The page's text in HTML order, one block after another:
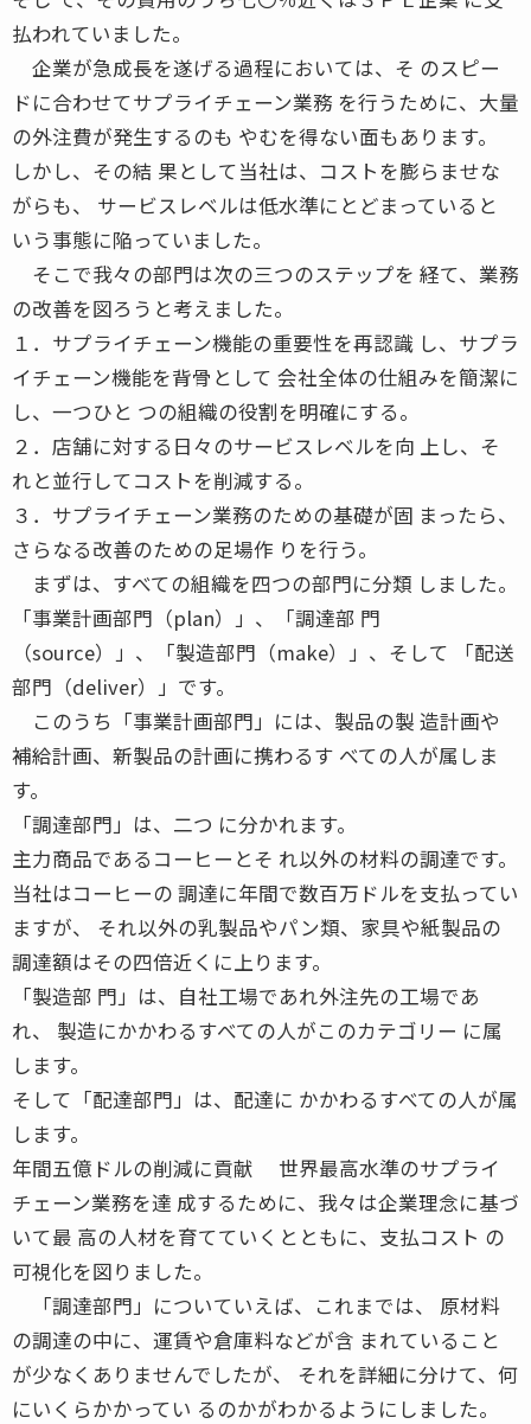
払われていました。
企業が急成長を遂げる過程においては、そ のスピー
ドに合わせてサプライチェーン業務 を行うために、大量
の外注費が発生するのも やむを得ない面もあります。
しかし、その結 果として当社は、コストを膨らませな
がらも、 サービスレベルは低水準にとどまっていると
いう事態に陥っていました。
そこで我々の部門は次の三つのステップを 経て、業務
の改善を図ろうと考えました。
１．サプライチェーン機能の重要性を再認識 し、サプラ
イチェーン機能を背骨として 会社全体の仕組みを簡潔に
し、一つひと つの組織の役割を明確にする。
２．店舗に対する日々のサービスレベルを向 上し、そ
れと並行してコストを削減する。
３．サプライチェーン業務のための基礎が固 まったら、
さらなる改善のための足場作 りを行う。
まずは、すべての組織を四つの部門に分類 しました。
「事業計画部門（plan）」、「調達部 門
（source）」、「製造部門（make）」、そして 「配送
部門（deliver）」です。
このうち「事業計画部門」には、製品の製 造計画や
補給計画、新製品の計画に携わるす べての人が属しま
す。
「調達部門」は、二つ に分かれます。
主力商品であるコーヒーとそ れ以外の材料の調達です。
当社はコーヒーの 調達に年間で数百万ドルを支払ってい
ますが、 それ以外の乳製品やパン類、家具や紙製品の
調達額はその四倍近くに上ります。
「製造部 門」は、自社工場であれ外注先の工場であ
れ、 製造にかかわるすべての人がこのカテゴリー に属
します。
そして「配達部門」は、配達に かかわるすべての人が属
します。
年間五億ドルの削減に貢献 世界最高水準のサプライ
チェーン業務を達 成するために、我々は企業理念に基づ
いて最 高の人材を育てていくとともに、支払コスト の
可視化を図りました。
「調達部門」についていえば、これまでは、 原材料
の調達の中に、運賃や倉庫料などが含 まれていること
が少なくありませんでしたが、 それを詳細に分けて、何
にいくらかかってい るのかがわかるようにしました。